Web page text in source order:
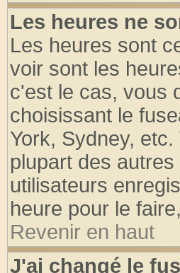
Les heures ne
Les heures sont
voir sont les
c'est le cas, vous
choisissant le
York, Sydney,
plupart des
utilisateurs
heure pour le
Revenir en haut
J'ai changé le